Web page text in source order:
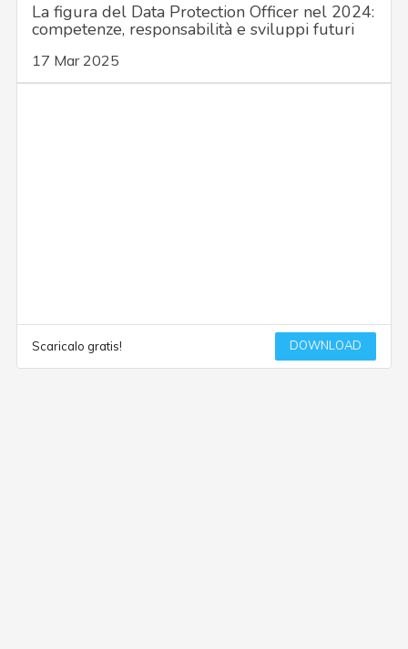
La figura del Data Protection Officer nel 2024:
competenze, responsabilità e sviluppi futuri
17 Mar 2025
Scaricalo gratis! DOWNLOAD